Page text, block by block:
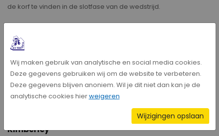
de korf te vinden in de slotfase van de wedstrijd.
Met een eindstand van 21-12 was ASVD duidelijk de
bovenliggende partij, waarmee ze hun dominantie in deze
wedstrijd bevestigden.
Kimberley
Wij maken gebruik van analytische en social media cookies.
Deze gegevens gebruiken wij om de website te verbeteren.
Deze gegevens blijven anoniem. Wil je dit niet dan kan je de
analytische cookies hierweigeren
Wijzigingen opslaan